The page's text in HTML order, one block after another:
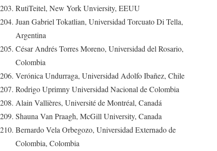
RutiTeitel, New York Unviersity, EEUU
Juan Gabriel Tokatlian, Universidad Torcuato Di Tella,
Argentina
César Andrés Torres Moreno, Universidad del Rosario,
Colombia
Verónica Undurraga, Universidad Adolfo Ibañez, Chile
Rodrigo Uprimny Universidad Nacional de Colombia
Alain Vallières, Université de Montréal, Canadá
Shauna Van Praagh, McGill University, Canada
Bernardo Vela Orbegozo, Universidad Externado de
Colombia, Colombia